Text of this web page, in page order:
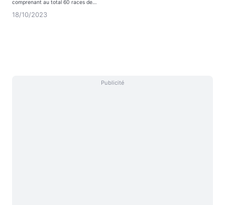
comprenant au total 60 races de…
18/10/2023
Publicité